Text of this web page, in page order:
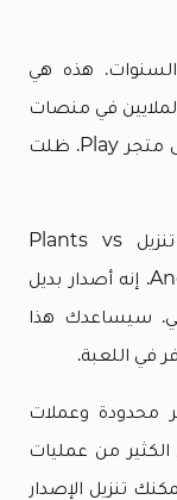
هذه هي
في منصات
مختلفة. لديها أكثر من 10 ملايين تنزيل على متجر Play. ظلت
للوصول إلى الموارد المجانية، يمكنك تنزيل Plants vs
Zombies Heroes مهكرة لنظام Android. إنه أصدار بديل
سيساعدك هذا
في اللعبة.
محدودة وعملات
من عمليات
تنزيل الإصدار